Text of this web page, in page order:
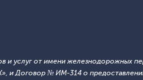
и услуг от имени железнодорожных
Договор № ИМ-314 о